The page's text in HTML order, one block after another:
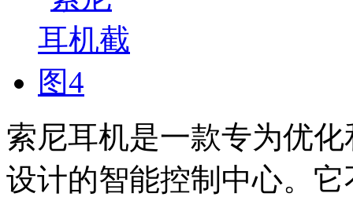
索尼耳机是一款专为优
设计的智能控制中心。